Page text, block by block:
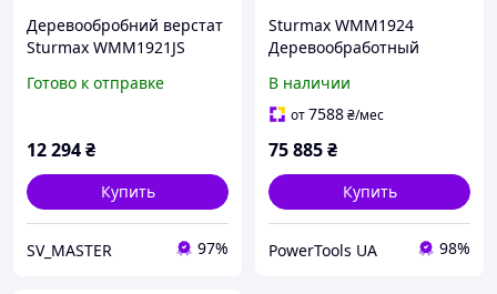
Деревообробний верстат
Sturmax WMM1921JS
Готово к отправке
12 294₴
Купить
SV_MASTER 97%
Sturmax WMM1924
Деревообработный
В наличии
от7588₴/мес
75 885₴
Купить
PowerTools UA 98%